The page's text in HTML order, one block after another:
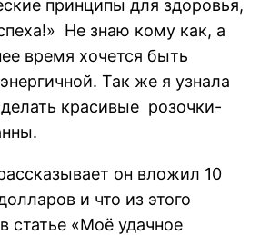
принципы для здоровья,
Не знаю кому как, а
время хочется быть
Так же я узнала
красивые розочки-
он вложил 10
и что из этого
статье «Моё удачное